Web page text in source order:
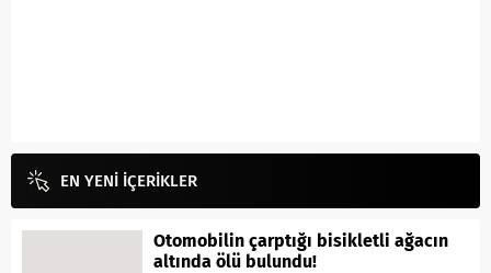
EN YENİ İÇERİKLER
Otomobilin çarptığı bisikletli ağacın
altında ölü bulundu!